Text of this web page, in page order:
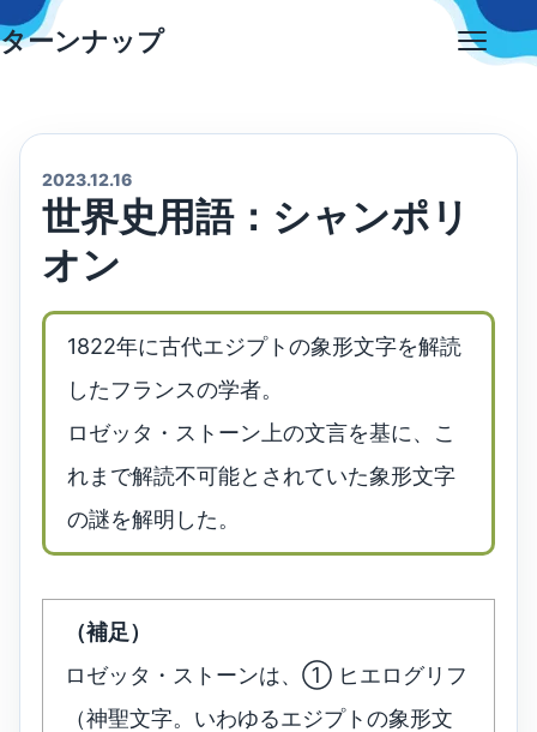
Skip
to
ターンナップ
2023.12.16
世界史用語：シャンポリ
オン
1822年に古代エジプトの象形文字を解読
したフランスの学者。
ロゼッタ・ストーン上の文言を基に、こ
れまで解読不可能とされていた象形文字
の謎を解明した。
（補足）
ロゼッタ・ストーンは、① ヒエログリフ
（神聖文字。いわゆるエジプトの象形文